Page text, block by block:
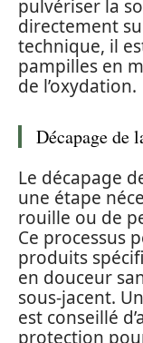
pulvériser la
directement
technique, il
pampilles en
de l’oxydation.
Décapage de
Le décapage
une étape
rouille ou de
Ce processus
produits
en douceur
sous-jacent.
est conseillé
protection